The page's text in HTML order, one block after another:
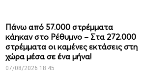
Πάνω από 57.000 στρέμματα
κάηκαν στο Ρέθυμνο – Στα 272.000
στρέμματα οι καμένες εκτάσεις στη
χώρα μέσα σε ένα μήνα!
07/08/2026 18:45